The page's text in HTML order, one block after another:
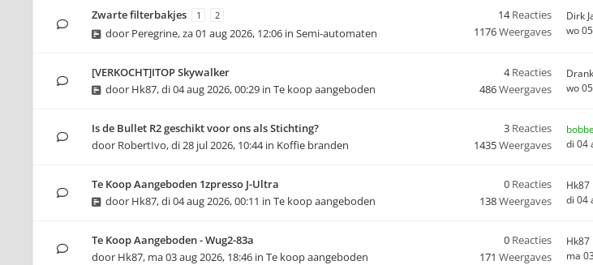
Zwarte filterbakjes 1 2
door Peregrine,za 01 aug 2026, 12:06 in Semi-automaten
14Reacties
1176Weergaves
Dirk
wo
[VERKOCHT]ITOP Skywalker
door Hk87,di 04 aug 2026, 00:29 in Te koop aangeboden
4Reacties
486Weergaves
wo
Is de Bullet R2 geschikt voor ons als Stichting?
door RobertIvo,di 28 jul 2026, 10:44in Koffie branden
3 Reacties
1435Weergaves
di 04
Te Koop Aangeboden 1zpresso J-Ultra
door Hk87,di 04 aug 2026, 00:11 in Te koop aangeboden
0 Reacties
138Weergaves
Hk87
di 04
Te Koop Aangeboden - Wug2-83a
door Hk87, ma 03 aug 2026, 18:46 in Te koop aangeboden
0 Reacties
171 Weergaves
Hk87
ma